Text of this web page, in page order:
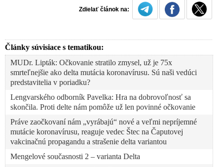
Zdielať článok na:
Články súvisiace s tematikou:
MUDr. Lipták: Očkovanie stratilo zmysel, už je 75x
smrteľnejšie ako delta mutácia koronavírusu. Sú naši vedúci
predstavitelia v poriadku?
Lengvarského odborník Pavelka: Hra na dobrovoľnosť sa
skončila. Proti delte nám pomôže už len povinné očkovanie
Práve zaočkovaní nám „vyrábajú“ nové a veľmi nepríjemné
mutácie koronavírusu, reaguje vedec Štec na Čaputovej
vakcinačnú propagandu a strašenie delta variantou
Mengelové současnosti 2 – varianta Delta